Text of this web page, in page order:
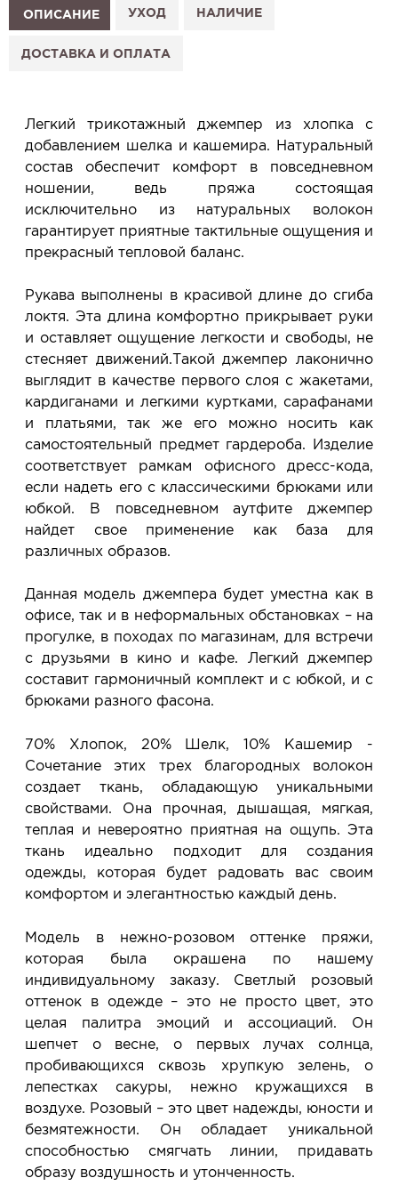
1. Выберите изделие на сайте.
2. Нажмите «Заказать примерку» и выберите салон.
3. Заполните форму и отправьте заявку.
Услуга бесплатная и ни к чему не обязывает: Вы
примеряете в салоне и уже на месте решаете,
покупать или нет.
Планируйте визит в удобное для Вас время -
ОПИСАНИЕ УХОД НАЛИЧИЕ
ДОСТАВКА И ОПЛАТА
Легкий трикотажный джемпер из хлопка с
добавлением шелка и кашемира. Натуральный
состав обеспечит комфорт в повседневном
ношении, ведь пряжа состоящая
исключительно из натуральных волокон
гарантирует приятные тактильные ощущения и
прекрасный тепловой баланс.
Рукава выполнены в красивой длине до сгиба
локтя. Эта длина комфортно прикрывает руки
и оставляет ощущение легкости и свободы, не
стесняет движений.Такой джемпер лаконично
выглядит в качестве первого слоя с жакетами,
кардиганами и легкими куртками, сарафанами
и платьями, так же его можно носить как
самостоятельный предмет гардероба. Изделие
соответствует рамкам офисного дресс-кода,
если надеть его с классическими брюками или
юбкой. В повседневном аутфите джемпер
найдет свое применение как база для
различных образов.
Данная модель джемпера будет уместна как в
офисе, так и в неформальных обстановках – на
прогулке, в походах по магазинам, для встречи
с друзьями в кино и кафе. Легкий джемпер
составит гармоничный комплект и с юбкой, и с
брюками разного фасона.
70% Хлопок, 20% Шелк, 10% Кашемир -
Сочетание этих трех благородных волокон
создает ткань, обладающую уникальными
свойствами. Она прочная, дышащая, мягкая,
теплая и невероятно приятная на ощупь. Эта
ткань идеально подходит для создания
одежды, которая будет радовать вас своим
комфортом и элегантностью каждый день.
Модель в нежно-розовом оттенке пряжи,
которая была окрашена по нашему
индивидуальному заказу. Светлый розовый
оттенок в одежде – это не просто цвет, это
целая палитра эмоций и ассоциаций. Он
шепчет о весне, о первых лучах солнца,
пробивающихся сквозь хрупкую зелень, о
лепестках сакуры, нежно кружащихся в
воздухе. Розовый – это цвет надежды, юности и
безмятежности. Он обладает уникальной
способностью смягчать линии, придавать
образу воздушность и утонченность.